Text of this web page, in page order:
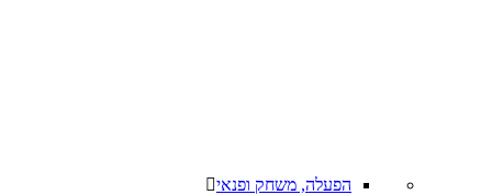
הפעלה, משחק ופנאי